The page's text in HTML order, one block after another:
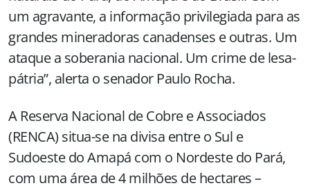
um agravante, a informação privilegiada para as
grandes mineradoras canadenses e outras. Um
ataque a soberania nacional. Um crime de lesa-
pátria”, alerta o senador Paulo Rocha.
A Reserva Nacional de Cobre e Associados
(RENCA) situa-se na divisa entre o Sul e
Sudoeste do Amapá com o Nordeste do Pará,
com uma área de 4 milhões de hectares –